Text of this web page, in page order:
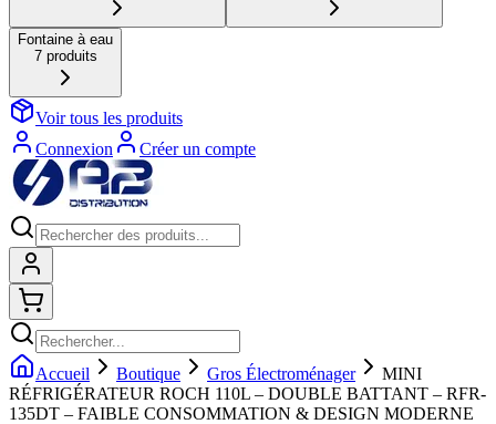
Fontaine à eau
7produits
Voir tous les produits
Connexion
Créer un compte
Accueil Boutique Gros Électroménager
MINI
RÉFRIGÉRATEUR ROCH 110L – DOUBLE BATTANT – RFR-
135DT – FAIBLE CONSOMMATION & DESIGN MODERNE